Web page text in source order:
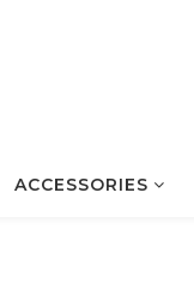
ACCESSORIES